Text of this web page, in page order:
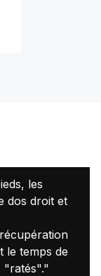
les
dos droit et
le temps de
"ratés"."